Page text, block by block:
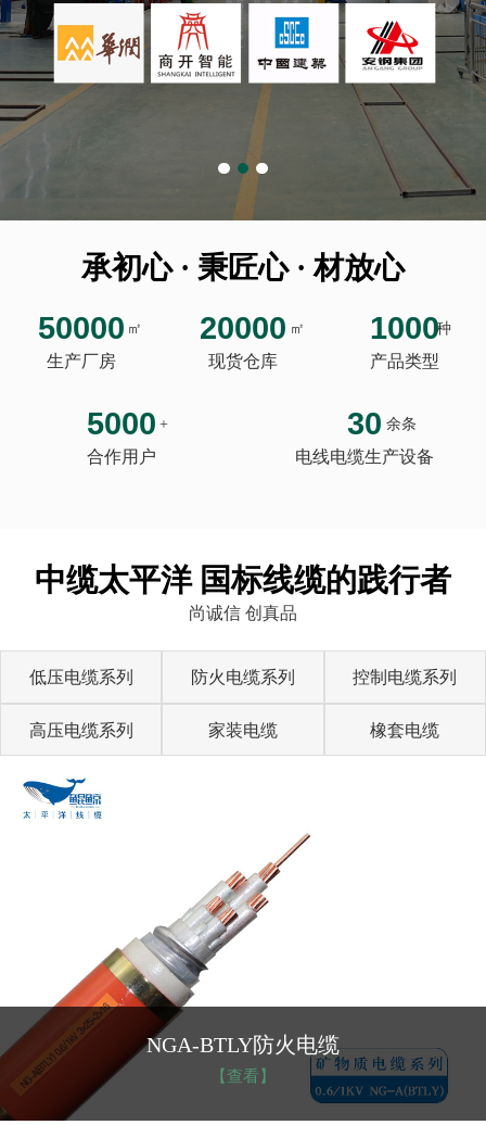
承初心 · 秉匠心 · 材放心
50000 ㎡
生产厂房
20000 ㎡
现货仓库
1000种
产品类型
5000 +
合作用户
30 余条
电线电缆生产设备
中缆太平洋 国标线缆的践行者
尚诚信 创真品
低压电缆系列 防火电缆系列 控制电缆系列
高压电缆系列 家装电缆 橡套电缆
NGA-BTLY防火电缆
【查看】